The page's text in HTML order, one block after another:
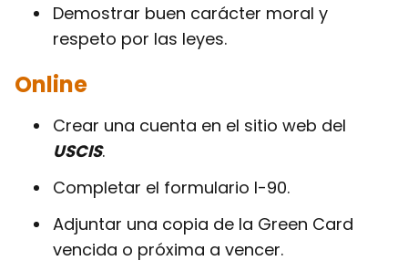
Demostrar buen carácter moral y
respeto por las leyes.
Online
Crear una cuenta en el sitio web del
USCIS.
Completar el formulario I-90.
Adjuntar una copia de la Green Card
vencida o próxima a vencer.